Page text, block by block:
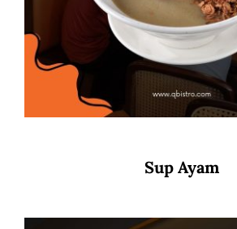
Sup Ayam